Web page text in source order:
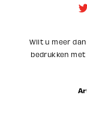
Wilt u meer
bedrukken